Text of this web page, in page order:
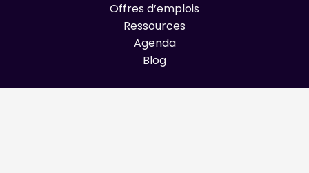
Offres d’emplois
Ressources
Agenda
Blog